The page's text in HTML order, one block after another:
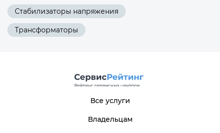
Стабилизаторы напряжения
Трансформаторы
Все услуги
Владельцам